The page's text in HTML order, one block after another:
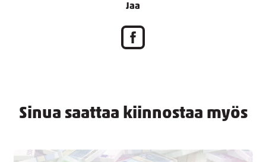
Jaa
Sinua saattaa kiinnostaa myös